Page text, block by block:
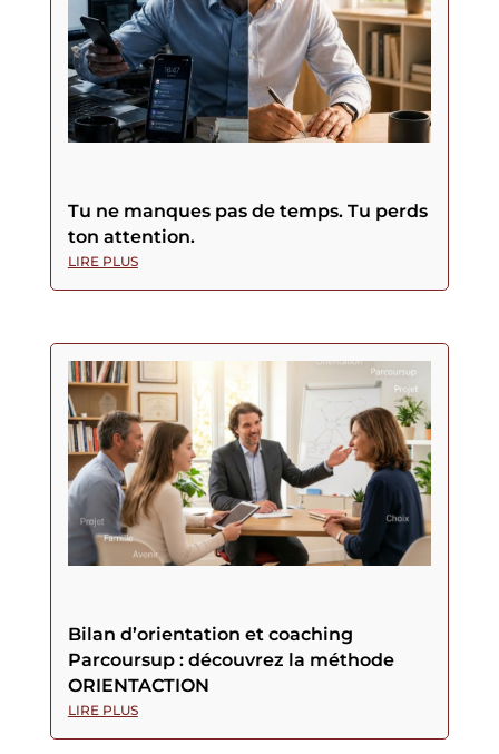
Tu ne manques pas de temps. Tu perds
ton attention.
LIRE PLUS
Bilan d’orientation et coaching
Parcoursup : découvrez la méthode
ORIENTACTION
LIRE PLUS